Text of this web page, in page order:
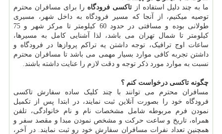
ما به چند دلیل استفاده از تاکسی فرودگاه را برای مسافران محترم
توصیه میکنیم، از آنجا که مسیر فرودگاه به داخل شهر، مسیری
طولانی بوده و مسافتی در حدود 60 کیلومتر تا مرکز شهر و 75
کیلومتر تا شمال تهران می باشد، لذا آشنایی کامل به مسیرها،
ساعات اوج ترافیک، توجه داشتن یه تراکم پروازها در فرودگاه و
داشتن تجربه کافی موارد بسیار مهمی می باشد تا مسافران محترم
نسبت به موارد مورد ذکر توجه و دقت لازم را عنایت داشته باشند.
چگونه تاکسی درخواست کنم ؟
مسافران محترم می توانند با چند کلیک ساده سفارش تاکسی
فرودگاه خود را بصورت آنلاین ثبت نمایند، در ابتدا پس از تکمیل
نمودن فرم مربوطه شامل مشخصات نام و نام خانوادگی، تلفن
همراه، تاریخ و ساعت حرکت و مشخص نمودن مبدا و مقصد سفر و
همچنین تعداد نفرات مسافران سفارش خود رو ثبت نمایند. در آخر،